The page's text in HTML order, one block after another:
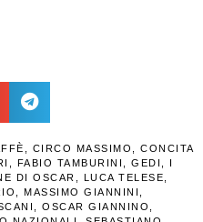
CIRCO MASSIMO
CONCITA
FABIO TAMBURINI GEDI
I
DI OSCAR LUCA TELESE
MASSIMO GIANNINI
OSCAR GIANNINO